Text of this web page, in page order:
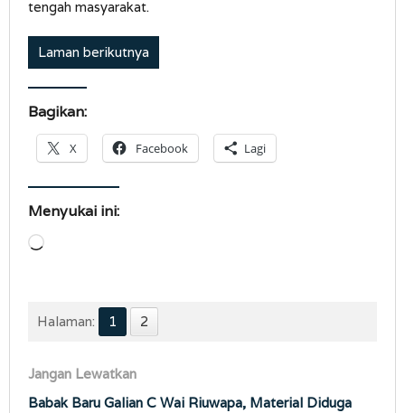
tengah masyarakat.
Laman berikutnya
Bagikan:
X Facebook Lagi
Menyukai ini:
Memuat...
Halaman: 1 2
Jangan Lewatkan
Babak Baru Galian C Wai Riuwapa, Material Diduga